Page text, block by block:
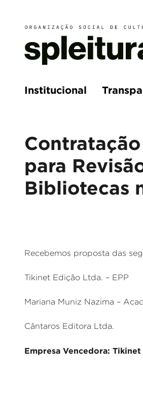
Institucional
para
Bibliotecas
Recebemos proposta das
Tikinet Edição Ltda. – EPP
Mariana Muniz Nazima –
Cântaros Editora Ltda.
Empresa Vencedora: